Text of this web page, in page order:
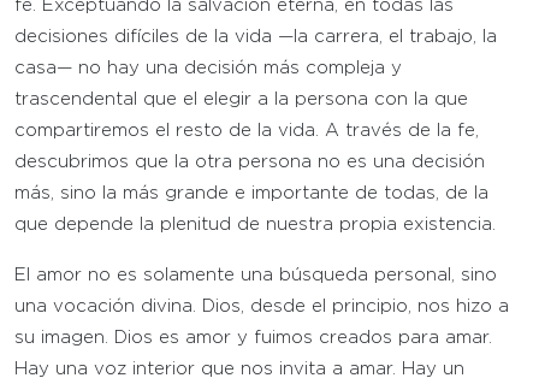
fe. Exceptuando la salvación eterna, en todas las
decisiones difíciles de la vida —la carrera, el trabajo, la
casa— no hay una decisión más compleja y
trascendental que el elegir a la persona con la que
compartiremos el resto de la vida. A través de la fe,
descubrimos que la otra persona no es una decisión
más, sino la más grande e importante de todas, de la
que depende la plenitud de nuestra propia existencia.
El amor no es solamente una búsqueda personal, sino
una vocación divina. Dios, desde el principio, nos hizo a
su imagen. Dios es amor y fuimos creados para amar.
Hay una voz interior que nos invita a amar. Hay un